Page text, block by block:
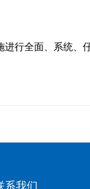
行全面、系统、
系我们